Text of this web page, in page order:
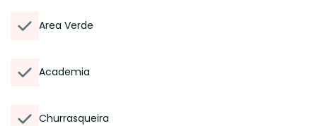
Area Verde
Academia
Churrasqueira